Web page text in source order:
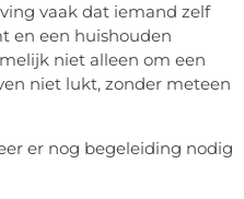
vaak dat iemand zelf
en een huishouden
niet alleen om een
niet lukt, zonder meteen
er nog begeleiding nodig